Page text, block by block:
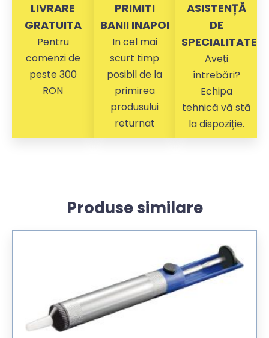
LIVRARE
GRATUITA
Pentru
comenzi de
peste 300
RON
PRIMITI
BANII INAPOI
In cel mai
scurt timp
posibil de la
primirea
produsului
returnat
ASISTENȚĂ
DE
SPECIALITATE
Aveți
întrebări?
Echipa
tehnică vă stă
la dispoziție.
Produse similare